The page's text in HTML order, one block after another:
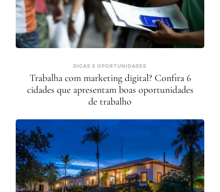
DICAS E OPORTUNIDADES
Trabalha com marketing digital? Confira 6
cidades que apresentam boas oportunidades
de trabalho